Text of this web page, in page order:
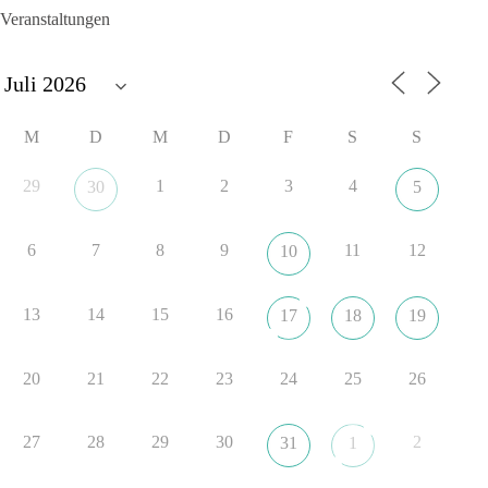
aus der NATO. Ein Gipfel, der mehr nach Rüstungsdeal als
nach Friedenspolitik klingt, wird niemals Sicherheit schaffen,
https://www.tagesschau.de/ausland/asien/nato-
#Frieden #Sicherheit
Veranstaltungen
M D M D F S S
29 30 1 2 3 4 5
6 7 8 9 10 11 12
13 14 15 16 17 18 19
20 21 22 23 24 25 26
27 28 29 30 31 1 2